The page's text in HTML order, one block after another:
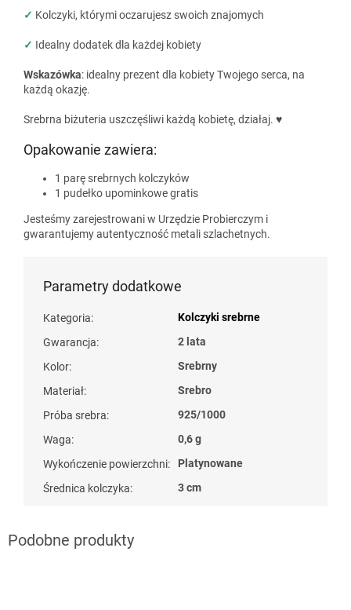
✓ Kolczyki, którymi oczarujesz swoich znajomych
✓ Idealny dodatek dla każdej kobiety
Wskazówka: idealny prezent dla kobiety Twojego serca, na
każdą okazję.
Srebrna biżuteria uszczęśliwi każdą kobietę, działaj. ♥
Opakowanie zawiera:
1 parę srebrnych kolczyków
1 pudełko upominkowe gratis
Jesteśmy zarejestrowani w Urzędzie Probierczym i
gwarantujemy autentyczność metali szlachetnych.
Parametry dodatkowe
Kategoria:
Kolczyki srebrne
Gwarancja:
2 lata
Kolor:
Srebrny
Materiał:
Srebro
Próba srebra:
925/1000
Waga:
0,6 g
Wykończenie powierzchni:
Platynowane
Średnica kolczyka: 3 cm